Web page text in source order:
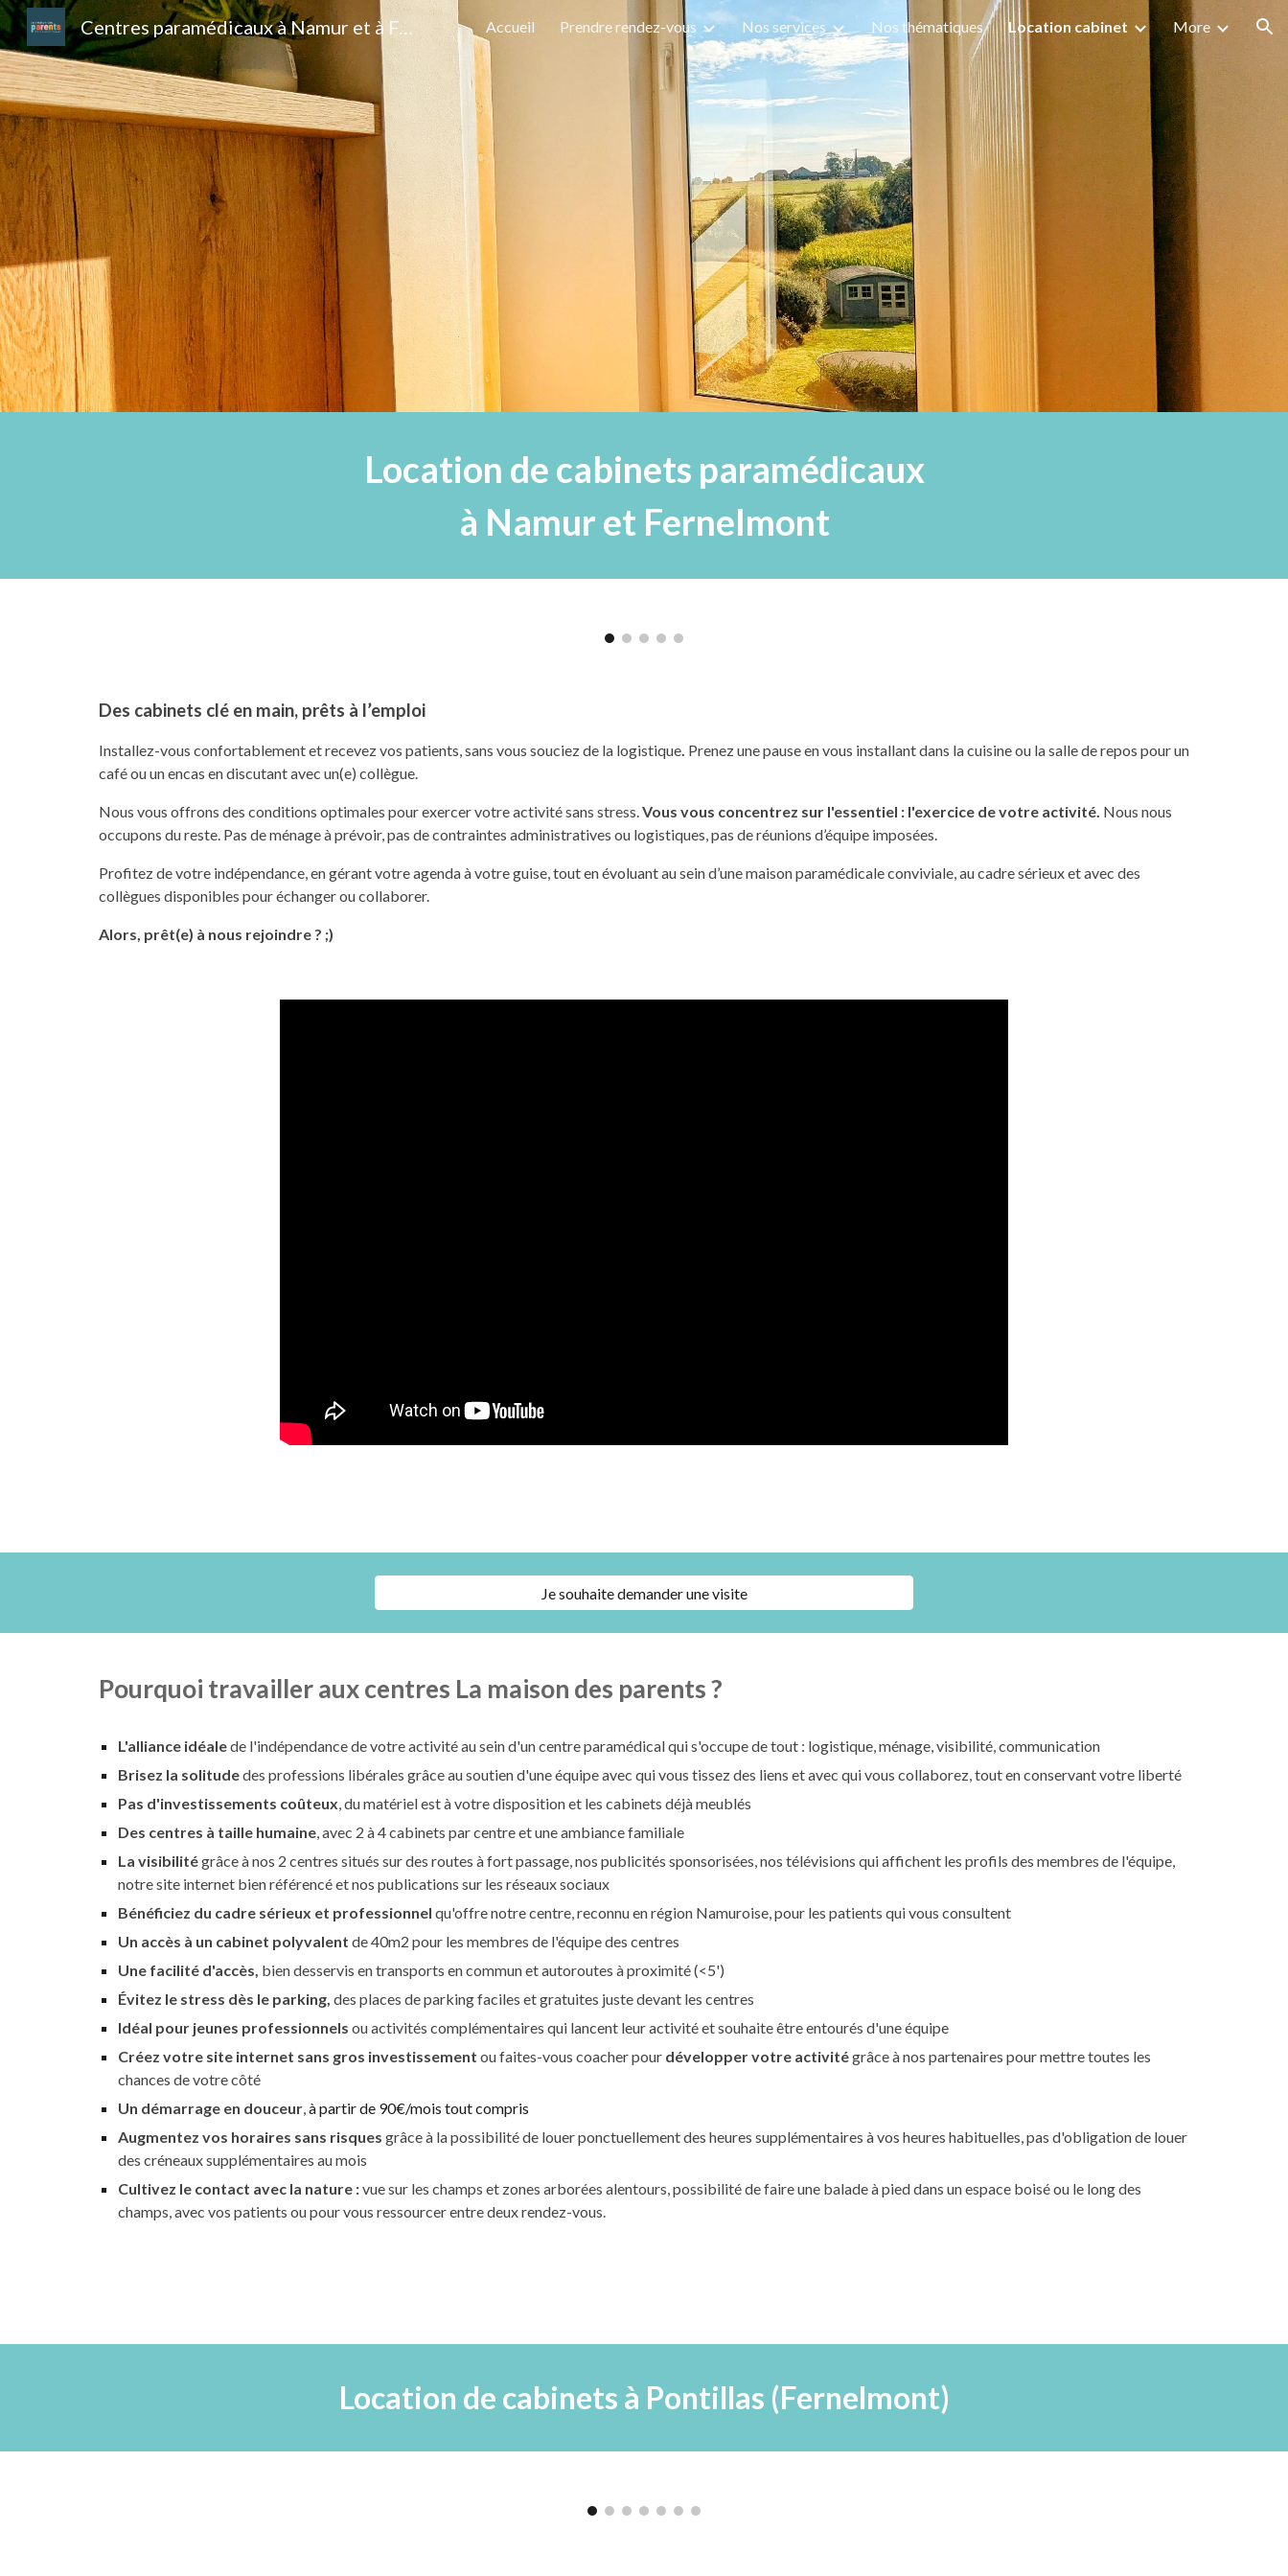
Skip to main content Skip to navigation
Centres paramédicaux à Namur et à Fernelmont Accueil Prendre rendez-vous Nos services Nos thématiques Location cabinet More
Location de cabinets paramédicaux
à Namur et Fernelmont
Des cabinets clé en main, prêts à l’emploi
Installez-vous confortablement et recevez vos patients, sans vous souciez de la logistique. Prenez une pause en vous installant dans la cuisine ou la salle de repos pour un
café ou un encas en discutant avec un(e) collègue.
Nous vous offrons des conditions optimales pour exercer votre activité sans stress.Vous vous concentrez sur l'essentiel :l'exercice de votre activité. Nous nous
occupons du reste. Pas de ménage à prévoir, pas de contraintes administratives ou logistiques, pas de réunions d’équipe imposées.
Profitez de votre indépendance, en gérant votre agenda à votre guise, tout en évoluant au sein d’une maison paramédicale conviviale, au cadre sérieux et avec des
collègues disponibles pour échanger ou collaborer.
Alors, prêt(e) à nous rejoindre ? ;)
Je souhaite demander une visite
Pourquoi travailler aux centres La maison des parents ?
L'alliance idéalede l'indépendance de votre activité au sein d'un centre paramédical qui s'occupe de tout : logistique, ménage, visibilité, communication
Brisez la solitudedes professions libérales grâce au soutien d'une équipe avec qui vous tissez des liens et avec qui vous collaborez, tout en conservant votre liberté
Pas d'investissements coûteux, dumatérielestà votre disposition et les cabinets déjà meublés
Des centres à taille humaine, avec 2 à 4 cabinets par centre et une ambiance familiale
La visibilitégrâce à nos 2 centres situés sur des routes à fort passage, nos publicités sponsorisées, nos télévisions qui affichent les profils des membres de l'équipe,
notre site internet bien référencé et nos publications sur les réseaux sociaux
Bénéficiez du cadre sérieux et professionnel qu'offre notre centre, reconnu en région Namuroise, pour les patients qui vous consultent
Un accès à un cabinet polyvalent de 40m2 pour les membres de l'équipe des centres
Une facilitéd'accès, bien desservis en transports en commun etautoroutes à proximité (<5')
Évitez le stress dès le parking, des places de parking faciles et gratuites justedevant les centres
Idéal pour jeunes professionnels ou activités complémentaires qui lancent leur activité et souhaite être entourés d'une équipe
Créez votre site internet sans gros investissement ou faites-vous coacher pour développer votre activitégrâce à nos partenaires pour mettre toutes les
chances de votre côté
Un démarrage en douceur,à partir de 90€/mois tout compris
Augmentez vos horaires sans risques grâce à la possibilité de louer ponctuellement des heures supplémentaires à vos heures habituelles, pas d'obligation de louer
des créneaux supplémentaires au mois
Cultivez le contact avec la nature :vue sur les champs et zones arborées alentours, possibilité de faire une balade à pied dans un espace boiséou le long des
champs,avec vos patients oupour vous ressourcer entre deux rendez-vous.
Location de cabinets à Pontillas (Fernelmont)